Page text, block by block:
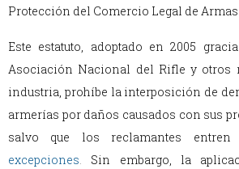
Protección del Comercio Legal de Armas
Este estatuto, adoptado en 2005
Asociación Nacional del Rifle y otros
industria, prohíbe la interposición de
armerías por daños causados con sus
salvo que los reclamantes
excepciones. Sin embargo, la